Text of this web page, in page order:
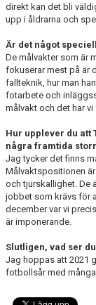
direkt kan det bli
upp i åldrarna och
Är det något
De målvakter som är
fokuserar mest på är
fallteknik, hur man
fotarbete och
målvakt och det har
Hur upplever du att
några framtida
Jag tycker det finns
Målvaktspositionen
och tjurskallighet. De
jobbet som krävs för
december var vi
är imponerande.
Slutligen, vad ser
Jag hoppas att 2021
fotbollsår med